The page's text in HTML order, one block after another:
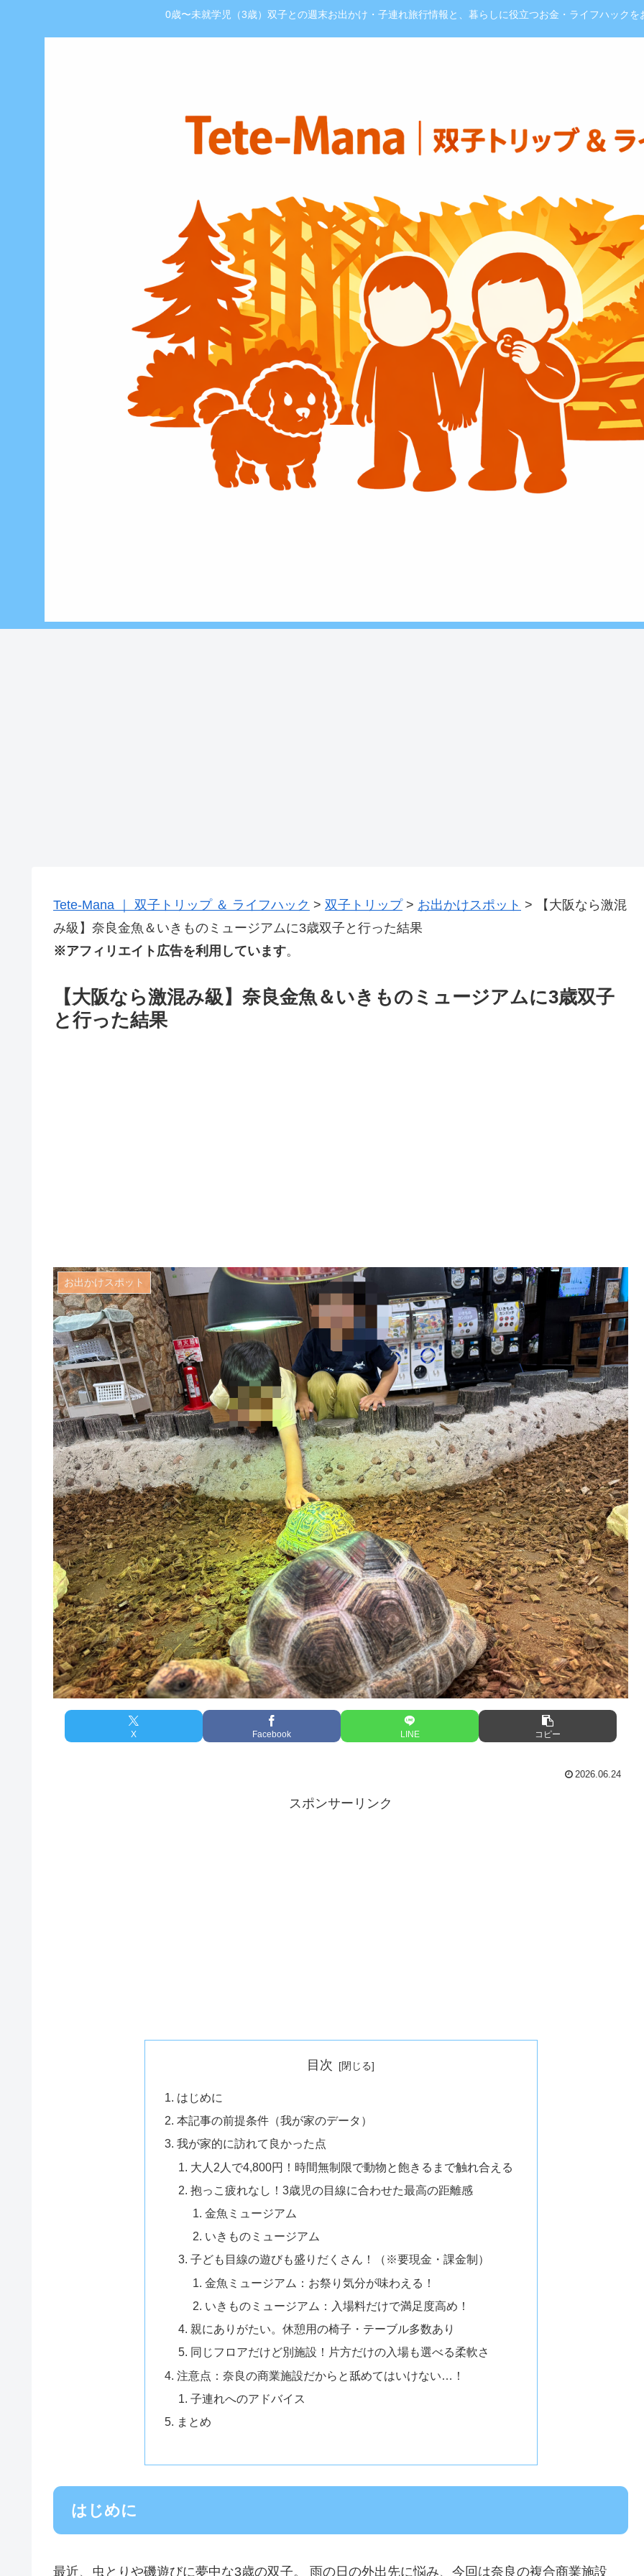
0歳〜未就学児（3歳）双子との週末お出かけ・子連れ旅行情報と、暮らしに役立つお金・ライフハックを
Tete-Mana ｜ 双子トリップ ＆ ライフハック > 双子トリップ> お出かけスポット >
【大阪なら激混
み級】奈良金魚＆いきものミュージアムに3歳双子と行った結果
※アフィリエイト広告を利用しています。
【大阪なら激混み級】奈良金魚＆いきものミュージアムに3歳双子
と行った結果
お出かけスポット
X Facebook LINE コピー
2026.06.24
スポンサーリンク
目次
はじめに
本記事の前提条件（我が家のデータ）
我が家的に訪れて良かった点
大人2人で4,800円！時間無制限で動物と飽きるまで触れ合える
抱っこ疲れなし！3歳児の目線に合わせた最高の距離感
金魚ミュージアム
いきものミュージアム
子ども目線の遊びも盛りだくさん！（※要現金・課金制）
金魚ミュージアム：お祭り気分が味わえる！
いきものミュージアム：入場料だけで満足度高め！
親にありがたい。休憩用の椅子・テーブル多数あり
同じフロアだけど別施設！片方だけの入場も選べる柔軟さ
注意点：奈良の商業施設だからと舐めてはいけない…！
子連れへのアドバイス
まとめ
はじめに
最近、虫とりや磯遊びに夢中な3歳の双子。 雨の日の外出先に悩み、今回は奈良の複合商業施設